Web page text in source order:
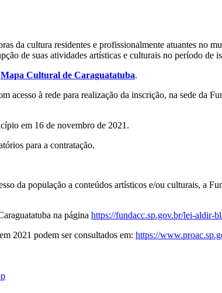
da cultura residentes e profissionalmente atuantes no
de suas atividades artísticas e culturais no período de
Mapa Cultural de Caraguatatuba.
acesso à rede para realização da inscrição, na sede da
em 16 de novembro de 2021.
para a contratação.
da população a conteúdos artísticos e/ou culturais, a
na página https://fundacc.sp.gov.br/lei-aldir-
2021 podem ser consultados em: https://